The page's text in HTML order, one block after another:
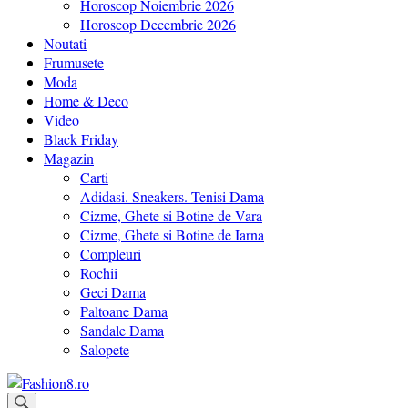
Horoscop Noiembrie 2026
Horoscop Decembrie 2026
Noutati
Frumusete
Moda
Home & Deco
Video
Black Friday
Magazin
Carti
Adidasi. Sneakers. Tenisi Dama
Cizme, Ghete si Botine de Vara
Cizme, Ghete si Botine de Iarna
Compleuri
Rochii
Geci Dama
Paltoane Dama
Sandale Dama
Salopete